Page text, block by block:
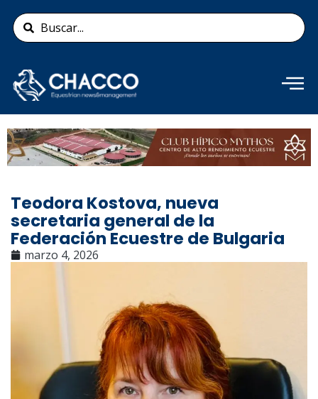
contenido
Search
...
Añade aquí tu texto de
cabecera
Teodora Kostova, nueva
secretaria general de la
Federación Ecuestre de Bulgaria
marzo 4, 2026